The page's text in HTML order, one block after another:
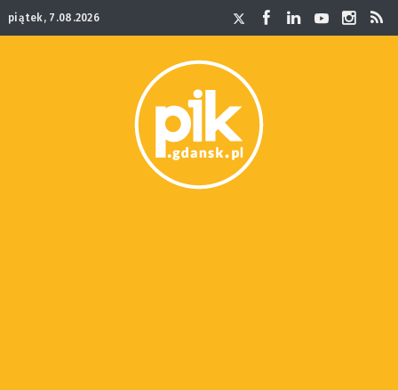
piątek, 7.08.2026